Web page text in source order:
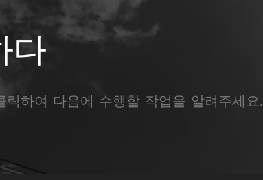
다
릭하여 다음에 수행할 작업을 알려주세요.